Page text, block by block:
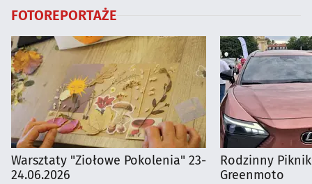
FOTOREPORTAŻE
Warsztaty "Ziołowe Pokolenia" 23-
24.06.2026
Rodzinny
Greenmoto